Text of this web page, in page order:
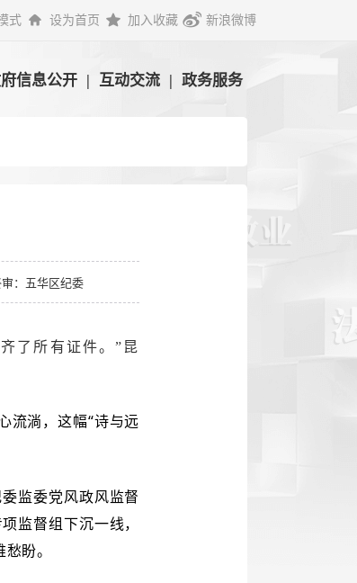
式 设为首页 加入收藏 新浪微博
信息公开 | 互动交流 | 政务服务
：五华区纪委
了所有证件。”昆
流淌，这幅“诗与远
监委党风政风监督
监督组下沉一线，
盼。